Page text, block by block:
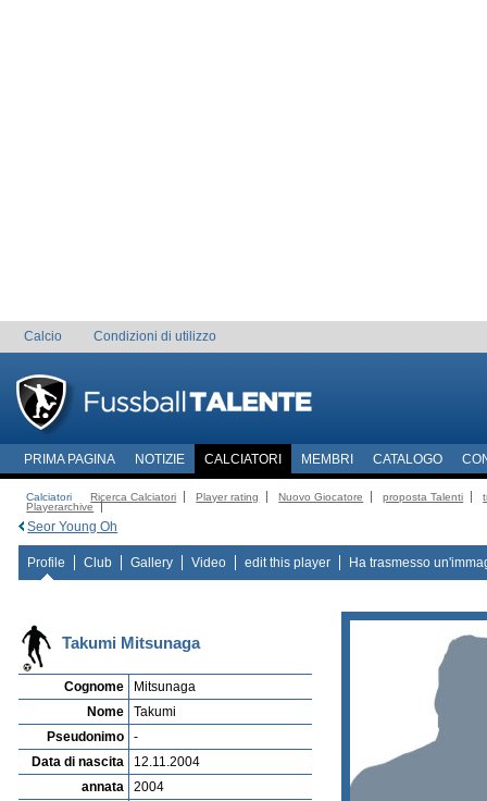
Calcio Condizioni di utilizzo
PRIMA PAGINA NOTIZIE CALCIATORI MEMBRI CATALOGO
Calciatori Ricerca Calciatori Player rating Nuovo Giocatore proposta Talenti
Playerarchive
Seor Young Oh
Profile Club Gallery Video edit this player Ha trasmesso
Takumi Mitsunaga
Cognome
Mitsunaga
Nome
Takumi
Pseudonimo
-
Data di nascita
12.11.2004
annata
2004